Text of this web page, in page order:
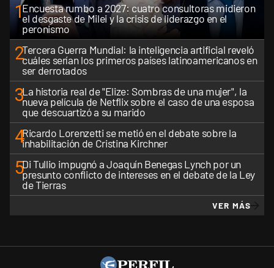
1Encuesta rumbo a 2027: cuatro consultoras midieron
el desgaste de Milei y la crisis de liderazgo en el
peronismo
2Tercera Guerra Mundial: la inteligencia artificial reveló
cuáles serían los primeros países latinoamericanos en
ser derrotados
3La historia real de "Elize: Sombras de una mujer", la
nueva película de Netflix sobre el caso de una esposa
que descuartizó a su marido
4Ricardo Lorenzetti se metió en el debate sobre la
inhabilitación de Cristina Kirchner
5Di Tullio impugnó a Joaquín Benegas Lynch por un
presunto conflicto de intereses en el debate de la Ley
de Tierras
VER MÁS